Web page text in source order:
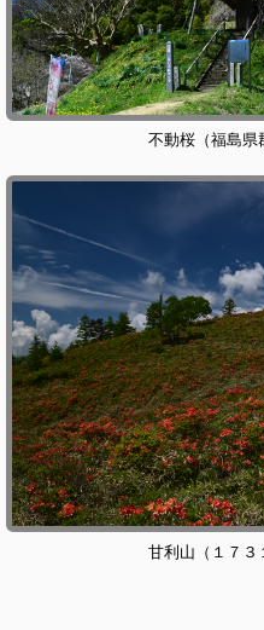
不動桜（福島県郡山
甘利山（１７３１ｍ